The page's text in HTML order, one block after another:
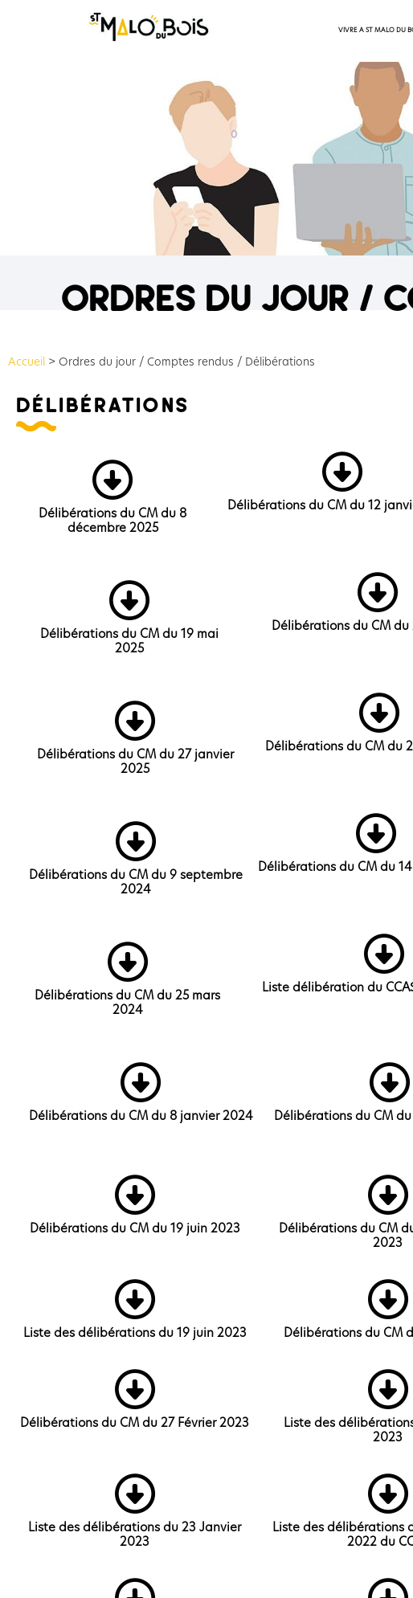
VIVRE A ST MALO DU
ordres du jour /
Accueil > Ordres du jour / Comptes rendus / Délibérations
délibérations
Délibérations du CM du 8
décembre 2025
Délibérations du CM du 12
Délibérations du CM du 19 mai
2025
Délibérations du CM du
Délibérations du CM du 27 janvier
2025
Délibérations du CM du
Délibérations du CM du 9 septembre
2024
Délibérations du CM du
Délibérations du CM du 25 mars
2024
Liste délibération du
Délibérations du CM du 8 janvier 2024 Délibérations du CM
Délibérations du CM du 19 juin 2023
Délibérations du CM
2023
Liste des délibérations du 19 juin 2023 Délibérations du CM
Délibérations du CM du 27 Février 2023
Liste des
2023
Liste des délibérations du 23 Janvier
2023
Liste des délibérations
2022 du